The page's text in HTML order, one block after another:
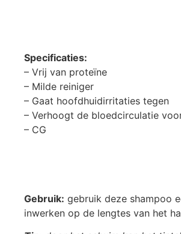
Specificaties:
– Vrij van proteïne
– Milde reiniger
– Gaat hoofdhuidirritaties tegen
– Verhoogt de bloedcirculatie
– CG
Gebruik: gebruik deze shampoo
inwerken op de lengtes van het